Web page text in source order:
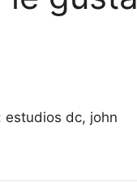
estudios dc, john